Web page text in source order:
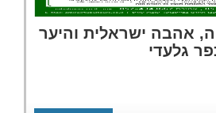
אהבה ישראלית והיער
גלעדי